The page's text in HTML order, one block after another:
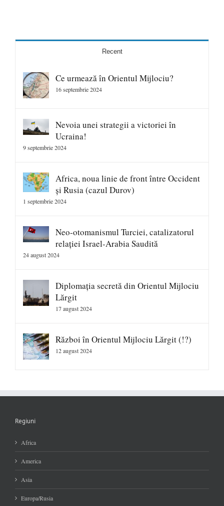
Recent
Ce urmează în Orientul Mijlociu?
16 septembrie 2024
Nevoia unei strategii a victoriei în
Ucraina!
9 septembrie 2024
Africa, noua linie de front între Occident
și Rusia (cazul Durov)
1 septembrie 2024
Neo-otomanismul Turciei, catalizatorul
relației Israel-Arabia Saudită
24 august 2024
Diplomația secretă din Orientul Mijlociu
Lărgit
17 august 2024
Război în Orientul Mijlociu Lărgit (!?)
12 august 2024
Regiuni
Africa
America
Asia
Europa/Rusia